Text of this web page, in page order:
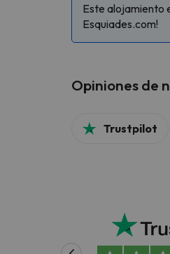
Este alojamiento
Esquiades.com!
Opiniones de
Trustpilot